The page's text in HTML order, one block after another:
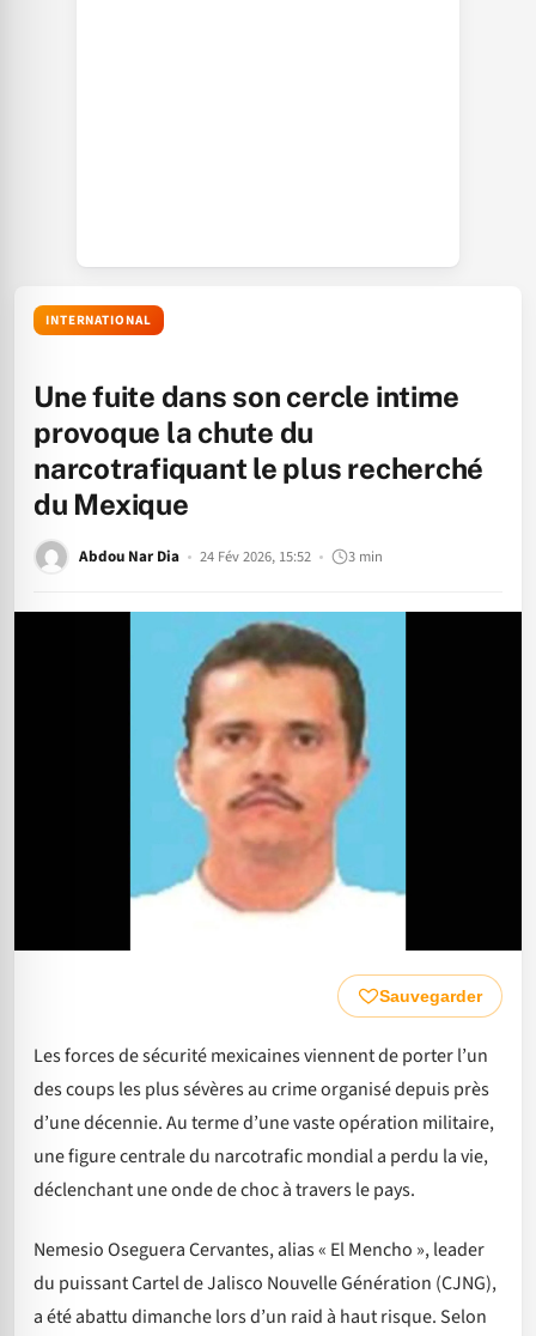
INTERNATIONAL
Une fuite dans son cercle intime
provoque la chute du
narcotrafiquant le plus recherché
du Mexique
Abdou Nar Dia 24 Fév 2026, 15:52 3 min
Sauvegarder
Les forces de sécurité mexicaines viennent de porter l’un
des coups les plus sévères au crime organisé depuis près
d’une décennie. Au terme d’une vaste opération militaire,
une figure centrale du narcotrafic mondial a perdu la vie,
déclenchant une onde de choc à travers le pays.
Nemesio Oseguera Cervantes, alias « El Mencho », leader
du puissant Cartel de Jalisco Nouvelle Génération (CJNG),
a été abattu dimanche lors d’un raid à haut risque. Selon